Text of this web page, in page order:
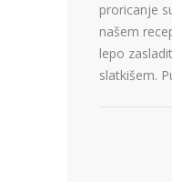
proricanje
našem
lepo
slatkišem.